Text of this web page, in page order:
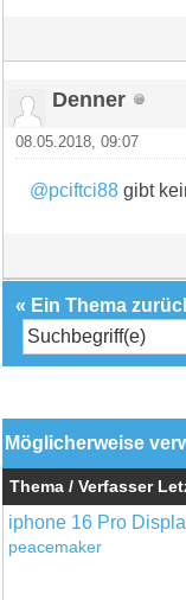
Denner
08.05.2018, 09:07
@pciftci88 gibt
« Ein Thema
Möglicherweise
Thema / Verfasser
iphone 16 Pro
peacemaker